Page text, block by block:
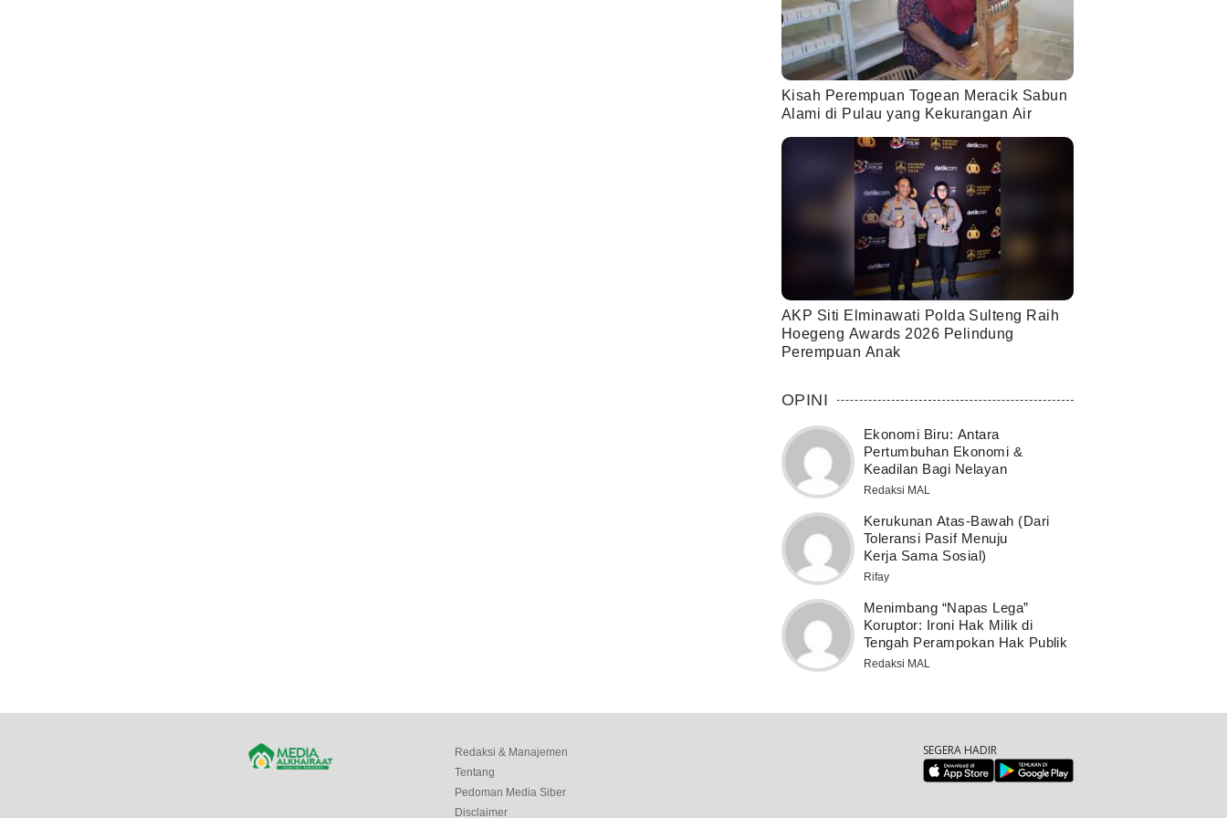
Kisah Perempuan Togean Meracik Sabun
Alami di Pulau yang Kekurangan Air
AKP Siti Elminawati Polda Sulteng Raih
Hoegeng Awards 2026 Pelindung
Perempuan Anak
OPINI
Ekonomi Biru: Antara
Pertumbuhan Ekonomi &
Keadilan Bagi Nelayan
Redaksi MAL
Kerukunan Atas-Bawah (Dari
Toleransi Pasif Menuju
Kerja Sama Sosial)
Rifay
Menimbang “Napas Lega”
Koruptor: Ironi Hak Milik di
Tengah Perampokan Hak Publik
Redaksi MAL
Redaksi & Manajemen
Tentang
Pedoman Media Siber
Disclaimer
SEGERA HADIR